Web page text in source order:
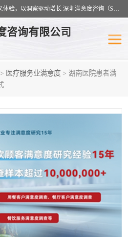
深耕满意度调研18载，用数据定义体验，以洞察驱动增长 深圳满意度咨询（SSC）：十八年专注，丈量每一份体验。
咨询有限公司
> 医疗服务业满意度 > 湖南医院患者满
餐饮业满意度调查
员工满意度
汽车行业满意度